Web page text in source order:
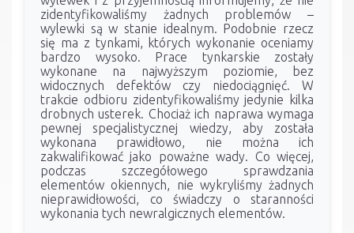
zidentyfikowaliśmy żadnych problemów –
wylewki są w stanie idealnym. Podobnie rzecz
się ma z tynkami, których wykonanie oceniamy
bardzo wysoko. Prace tynkarskie zostały
wykonane na najwyższym poziomie, bez
widocznych defektów czy niedociągnięć. W
trakcie odbioru zidentyfikowaliśmy jedynie kilka
drobnych usterek. Chociaż ich naprawa wymaga
pewnej specjalistycznej wiedzy, aby została
wykonana prawidłowo, nie można ich
zakwalifikować jako poważne wady. Co więcej,
podczas szczegółowego sprawdzania
elementów okiennych, nie wykryliśmy żadnych
nieprawidłowości, co świadczy o staranności
wykonania tych newralgicznych elementów.